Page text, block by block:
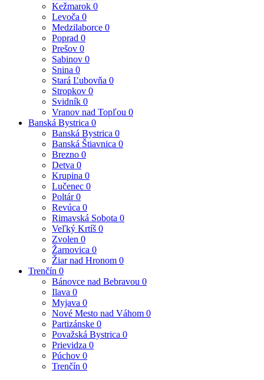
Kežmarok 0
Levoča 0
Medzilaborce 0
Poprad 0
Prešov 0
Sabinov 0
Snina 0
Stará Ľubovňa 0
Stropkov 0
Svidník 0
Vranov nad Topľou 0
Banská Bystrica 0
Banská Bystrica 0
Banská Štiavnica 0
Brezno 0
Detva 0
Krupina 0
Lučenec 0
Poltár0
Revúca 0
Rimavská Sobota 0
Veľký Krtíš 0
Zvolen 0
Žarnovica 0
Žiar nad Hronom 0
Trenčín 0
Bánovce nad Bebravou 0
Ilava 0
Myjava 0
Nové Mesto nad Váhom 0
Partizánske 0
Považská Bystrica 0
Prievidza 0
Púchov 0
Trenčín 0